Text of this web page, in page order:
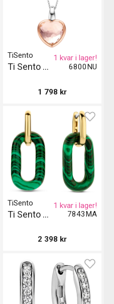
6800NU
TiSento
Ti Sento Milano Pendant
1 kvar i lager!
1 798 kr
7843MA
TiSento
Ti Sento Milano Örhängen
1 kvar i lager!
2 398 kr